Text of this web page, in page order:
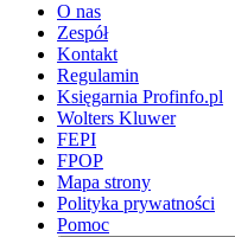
O nas
Zespół
Kontakt
Regulamin
Księgarnia Profinfo.pl
Wolters Kluwer
FEPI
FPOP
Mapa strony
Polityka prywatności
Pomoc